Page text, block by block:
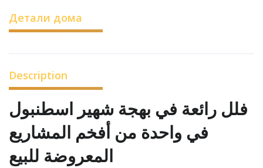
Детали дома
Description
فلل رائعة في بهجة شهير اسطنبول
في واحدة من أفخم المشاريع
المعروضة للبيع